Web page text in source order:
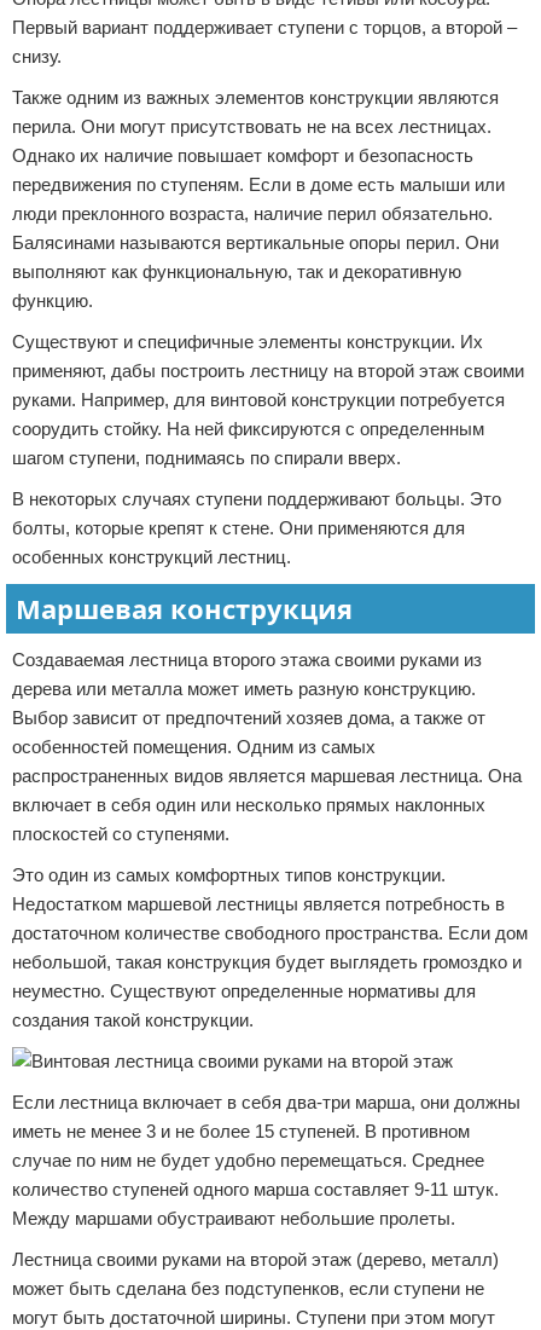
Первый вариант поддерживает ступени с торцов, а второй –
снизу.
Также одним из важных элементов конструкции являются
перила. Они могут присутствовать не на всех лестницах.
Однако их наличие повышает комфорт и безопасность
передвижения по ступеням. Если в доме есть малыши или
люди преклонного возраста, наличие перил обязательно.
Балясинами называются вертикальные опоры перил. Они
выполняют как функциональную, так и декоративную
функцию.
Существуют и специфичные элементы конструкции. Их
применяют, дабы построить лестницу на второй этаж своими
руками. Например, для винтовой конструкции потребуется
соорудить стойку. На ней фиксируются с определенным
шагом ступени, поднимаясь по спирали вверх.
В некоторых случаях ступени поддерживают больцы. Это
болты, которые крепят к стене. Они применяются для
особенных конструкций лестниц.
Маршевая конструкция
Создаваемая лестница второго этажа своими руками из
дерева или металла может иметь разную конструкцию.
Выбор зависит от предпочтений хозяев дома, а также от
особенностей помещения. Одним из самых
распространенных видов является маршевая лестница. Она
включает в себя один или несколько прямых наклонных
плоскостей со ступенями.
Это один из самых комфортных типов конструкции.
Недостатком маршевой лестницы является потребность в
достаточном количестве свободного пространства. Если дом
небольшой, такая конструкция будет выглядеть громоздко и
неуместно. Существуют определенные нормативы для
создания такой конструкции.
Если лестница включает в себя два-три марша, они должны
иметь не менее 3 и не более 15 ступеней. В противном
случае по ним не будет удобно перемещаться. Среднее
количество ступеней одного марша составляет 9-11 штук.
Между маршами обустраивают небольшие пролеты.
Лестница своими руками на второй этаж (дерево, металл)
может быть сделана без подступенков, если ступени не
могут быть достаточной ширины. Ступени при этом могут